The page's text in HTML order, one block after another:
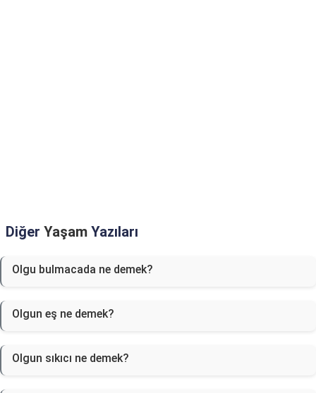
Diğer Yaşam Yazıları
Olgu bulmacada ne demek?
Olgun eş ne demek?
Olgun sıkıcı ne demek?